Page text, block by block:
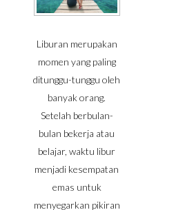
Liburan merupakan
momen yang paling
ditunggu-tunggu oleh
banyak orang.
Setelah berbulan-
bulan bekerja atau
belajar, waktu libur
menjadi kesempatan
emas untuk
menyegarkan pikiran